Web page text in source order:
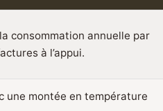
consommation annuelle par
à l’appui.
une montée en température